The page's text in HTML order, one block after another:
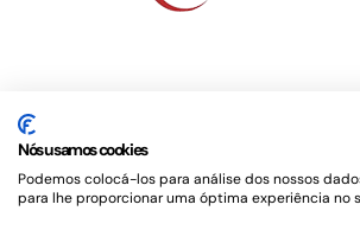
Este site não é um
serviços jurídicos,
OAB/SP nº 22477 –
Desenvolvido porRotamaxima
Nós usamos cookies
Podemos colocá-los para análise dos nossos
para lhe proporcionar uma óptima experiência no